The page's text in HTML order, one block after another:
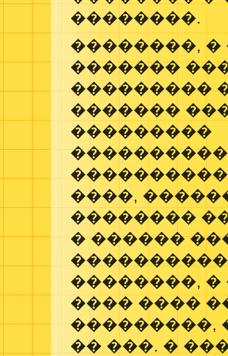
��������.
��������,
�������
���������
�������
���������
����,
��������
� ������
��������,
���� ����
���������,
�� ���. �